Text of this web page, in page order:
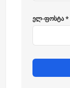
ელ-ფოსტა *